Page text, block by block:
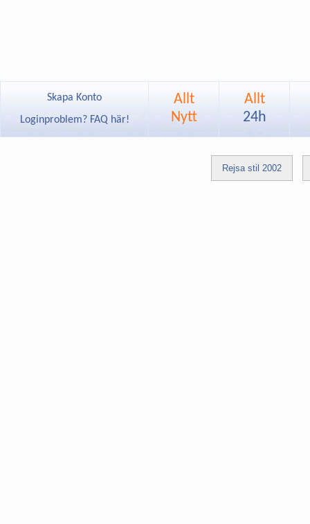
Skapa Konto
Loginproblem? FAQ här!
Allt
Nytt
Allt
24h
Rejsa stil 2002